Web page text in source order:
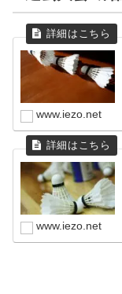
www.iezo.net
www.iezo.net